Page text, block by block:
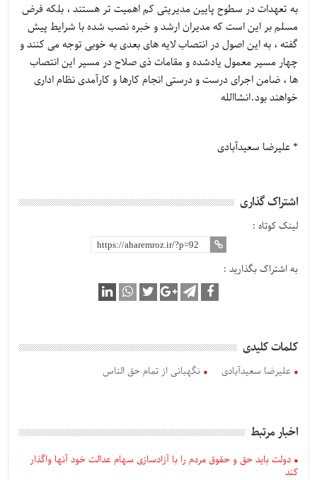
به تعهدات در سطوح پایین مدیریتی کم اهمیت تر هستند ، بلکه فرض
مسلم بر این است که مدیران ارشد و خبره نصب شده با شرایط پیش
گفته ، به این اصول در انتصاب لایه های بعدی به خوبی توجه می کنند و
چهار مسیر معمول یادشده و مقامات ذی صلاح در مسیر این انتصاب
ها ، ضامن اجرای درست و درستی انجام کارها و کارآمدی نظام اداری
خواهند بود.انشاالله
* علیرضا سعیدآبادی
اشتراک گذاری
لینک کوتاه :
به اشتراک بگذارید :
کلمات کلیدی
علیرضا سعیدآبادی نگهبانی از تمام حق الناس
اخبار مرتبط
دولت باید حق و حقوق مردم را با آزادسازی سهام عدالت خود آنها واگذار
کند